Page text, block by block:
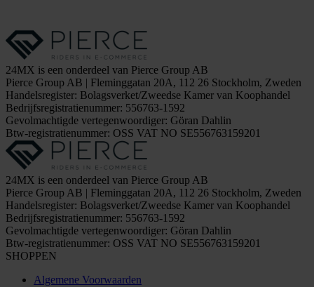
24MX is een onderdeel van Pierce Group AB
Pierce Group AB | Fleminggatan 20A, 112 26 Stockholm, Zweden
Handelsregister: Bolagsverket/Zweedse Kamer van Koophandel
Bedrijfsregistratienummer: 556763-1592
Gevolmachtigde vertegenwoordiger: Göran Dahlin
Btw-registratienummer: OSS VAT NO SE556763159201
24MX is een onderdeel van Pierce Group AB
Pierce Group AB | Fleminggatan 20A, 112 26 Stockholm, Zweden
Handelsregister: Bolagsverket/Zweedse Kamer van Koophandel
Bedrijfsregistratienummer: 556763-1592
Gevolmachtigde vertegenwoordiger: Göran Dahlin
Btw-registratienummer: OSS VAT NO SE556763159201
SHOPPEN
Algemene Voorwaarden